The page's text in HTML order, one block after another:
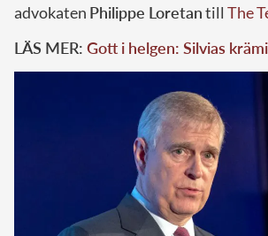
advokaten Philippe Loretantill The
LÄS MER: Gott i helgen: Silvias